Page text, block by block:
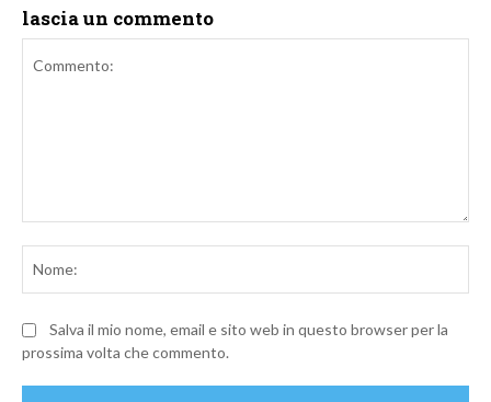
lascia un commento
Salva il mio nome, email e sito web in questo browser per la
prossima volta che commento.